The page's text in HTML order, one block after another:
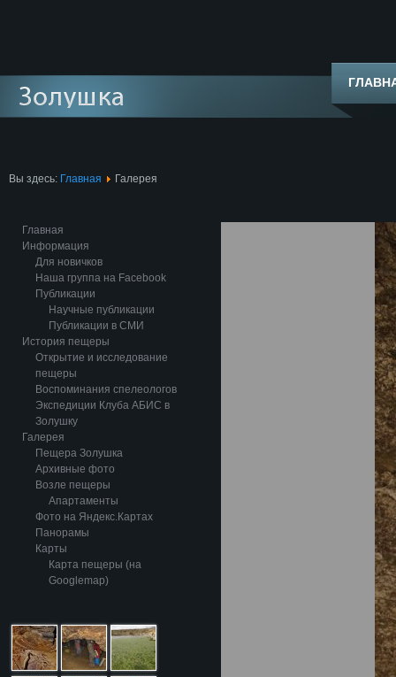
Вы здесь: Главная Галерея
Главная
Информация
Для новичков
Наша группа на Facebook
Публикации
Научные публикации
Публикации в СМИ
История пещеры
Открытие и исследование
пещеры
Воспоминания спелеологов
Экспедиции Клуба АБИС в
Золушку
Галерея
Пещера Золушка
Архивные фото
Возле пещеры
Апартаменты
Фото на Яндекс.Картах
Панорамы
Карты
Карта пещеры (на
Googlemap)